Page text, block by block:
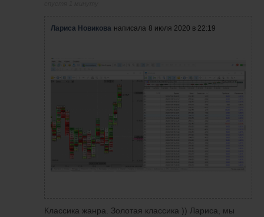
Лариса Новикова написала 8 июля 2020 в 22:19
Классика жанра. Золотая классика )) Лариса, мы